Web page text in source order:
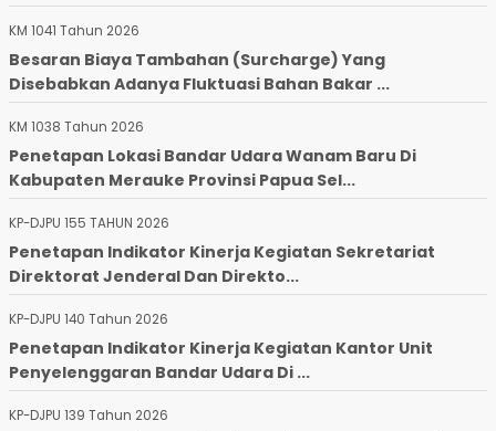
KM 1041 Tahun 2026
Besaran Biaya Tambahan (Surcharge) Yang
Disebabkan Adanya Fluktuasi Bahan Bakar ...
KM 1038 Tahun 2026
Penetapan Lokasi Bandar Udara Wanam Baru Di
Kabupaten Merauke Provinsi Papua Sel...
KP-DJPU 155 TAHUN 2026
Penetapan Indikator Kinerja Kegiatan Sekretariat
Direktorat Jenderal Dan Direkto...
KP-DJPU 140 Tahun 2026
Penetapan Indikator Kinerja Kegiatan Kantor Unit
Penyelenggaran Bandar Udara Di ...
KP-DJPU 139 Tahun 2026